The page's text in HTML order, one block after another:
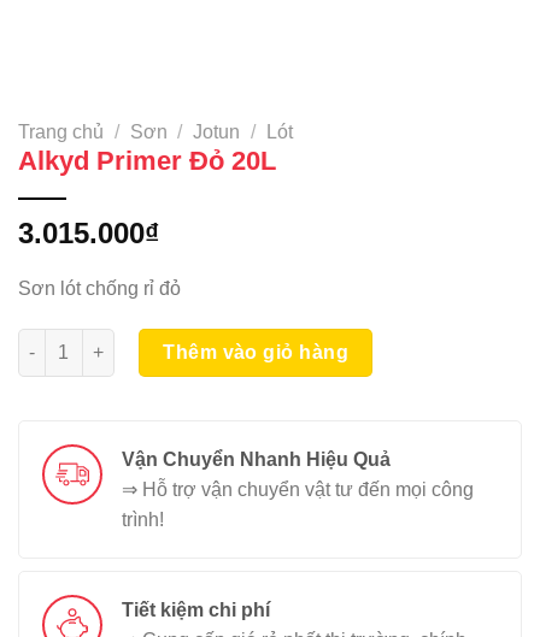
Trang chủ / Sơn / Jotun / Lót
Alkyd Primer Đỏ 20L
3.015.000₫
Sơn lót chống rỉ đỏ
Alkyd Primer Đỏ 20L số lượng
Thêm vào giỏ hàng
Vận Chuyển Nhanh Hiệu Quả
⇒ Hỗ trợ vận chuyển vật tư đến mọi công
trình!
Tiết kiệm chi phí